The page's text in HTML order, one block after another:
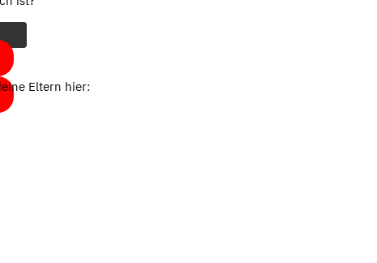
Eltern hier: